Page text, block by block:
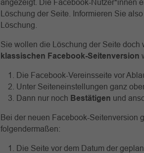
angezeigt. Die Facebook-Nutzer*innen
Löschung der Seite. Informieren Sie
Löschung.
Sie wollen die Löschung der Seite
klassischen Facebook-Seitenversion
Die Facebook-Vereinsseite vor
Unter Seiteneinstellungen ganz
Dann nur noch Bestätigen und
Bei der neuen Facebook-Seitenversion
folgendermaßen:
Die Seite vor dem Datum der